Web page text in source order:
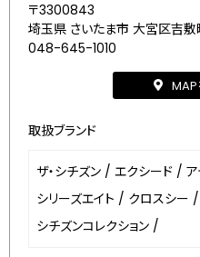
〒3300843
埼玉県 さいたま市 大宮区吉
048-645-1010
MAP
取扱ブランド
ザ・シチズン / エクシード /
シリーズエイト / クロスシー /
シチズンコレクション /